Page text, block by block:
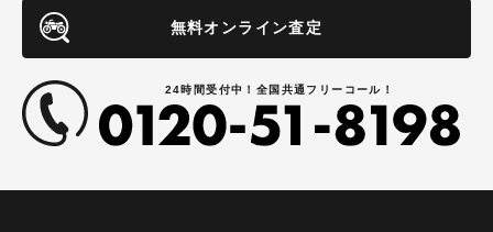
無料オンライン査定
24時間受付中！全国共通フリーコール！